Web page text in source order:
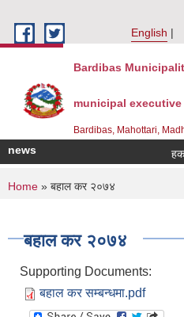
English
Bardibas
municipal executive
Bardibas, Mahottari,
news
You are here
Home » बहाल कर २०७४
बहाल कर २०७४
Supporting Documents:
बहाल कर सम्बन्धमा.pdf